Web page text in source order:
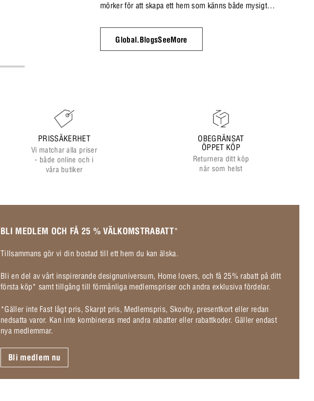
mörker för att skapa ett hem som känns både mysigt
är att leka med kontraster i både färger och material,
samtidigt som man håller fast vid de klassiska neutrala
tonerna.
Global.BlogsSeeMore
PRISSÄKERHET
Vi matchar alla priser
- både online och i
våra butiker
OBEGRÄNSAT
ÖPPET KÖP
Returnera ditt köp
när som helst
BLI MEDLEM OCH FÅ 25 % VÄLKOMSTRABATT*
Tillsammans gör vi din bostad till ett hem du kan älska.
Bli en del av vårt inspirerande designuniversum, Home lovers, och få 25% rabatt på ditt
första köp* samt tillgång till förmånliga medlemspriser och andra exklusiva fördelar.
*Gäller inte Fast lågt pris, Skarpt pris, Medlemspris, Skovby, presentkort eller redan
nedsatta varor. Kan inte kombineras med andra rabatter eller rabattkoder. Gäller endast
nya medlemmar.
Bli medlem nu